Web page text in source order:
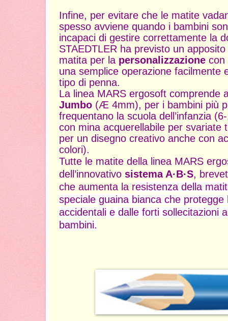
Infine, per evitare che le matite
spesso avviene quando i bambini
incapaci di gestire correttamente la
STAEDTLER ha previsto un
matita per la personalizzazione con
una semplice operazione facilmente
tipo di penna.
La linea MARS ergosoft comprende
Jumbo (Æ 4mm), per i bambini più
frequentano la scuola dell’infanzia
con mina acquerellabile per svariate
per un disegno creativo anche con
colori).
Tutte le matite della linea MARS
dell’innovativo sistema A·B·S,
che aumenta la resistenza della
speciale guaina bianca che
accidentali e dalle forti sollecitazioni
bambini.